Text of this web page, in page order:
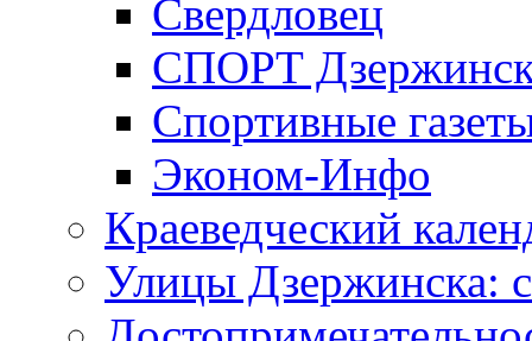
Свердловец
СПОРТ
Спортивные
Эконом-Инфо
Краеведческий
Улицы Дзержинска: